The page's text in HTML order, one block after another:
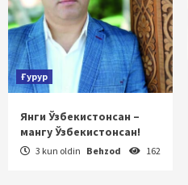
Ғурур
Янги Ўзбекистонсан –
мангу Ўзбекистонсан!
3 kun oldin Behzod 162